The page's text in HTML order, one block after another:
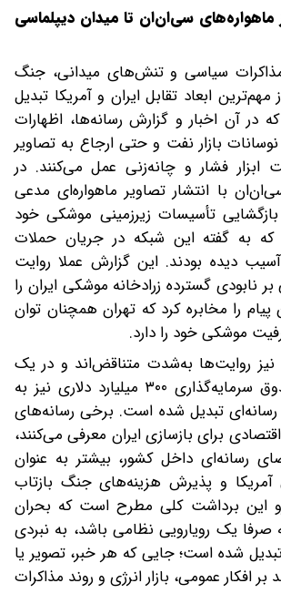
سی‌ان‌ان تا میدان دیپلماسی
مذاکرات سیاسی و تنش‌های میدانی، جنگ
ابعاد تقابل ایران و آمریکا تبدیل
در آن اخبار و گزارش رسانه‌ها، اظهارات
بازار نفت و حتی ارجاع به تصاویر
ابزار فشار و چانه‌زنی عمل می‌کنند. در
با انتشار تصاویر ماهواره‌ای مدعی
تأسیسات زیرزمینی موشکی خود
که به گفته این شبکه در جریان حملات
آسیب دیده بودند. این گزارش عملا روایت
نابودی گسترده زرادخانه موشکی ایران را
پیام را مخابره کرد که تهران همچنان توان
موشکی خود را دارد.
نیز روایت‌ها به‌شدت متناقض‌اند و در یک
مورد، موضوع صندوق سرمایه‌گذاری ۳۰۰ میلیارد دلاری نیز به
رسانه‌ای تبدیل شده است. برخی رسانه‌های
برای بازسازی ایران معرفی می‌کنند،
رسانه‌ای داخل کشور، بیشتر به‌ عنوان
و پذیرش هزینه‌های جنگ بازتاب
این برداشت کلی مطرح است که بحران
صرفا یک رویارویی نظامی باشد، به نبردی
شده است؛ جایی که هر خبر، تصویر یا
افکار عمومی، بازار انرژی و روند مذاکرات